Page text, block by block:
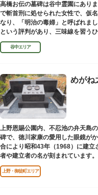
高橋お伝の墓碑は谷中霊園にあり
で斬首刑に処せられた女性で、仮
なり、「明治の毒婦」と呼ばれま
という評判があり、三味線を習う
といわれています。
谷中エリア
めがね
上野恩賜公園内、不忍池の弁天島
碑で、徳川家康の愛用した眼鏡が
合により昭和43年（1968）に建立
者や建立者の名が刻まれています。
上野・御徒町エリア